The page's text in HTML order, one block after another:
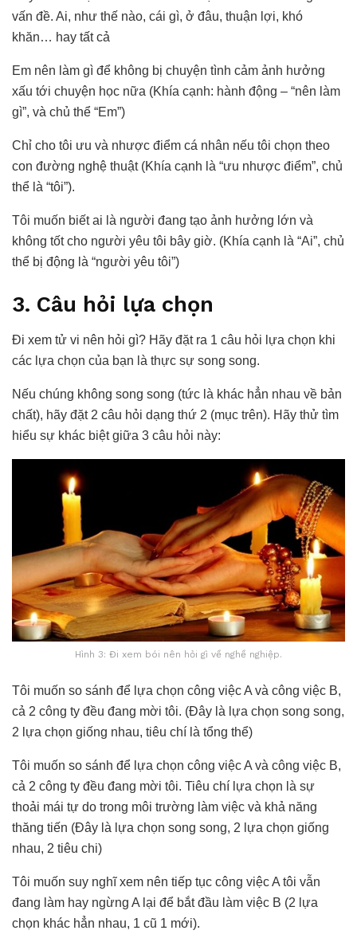
vấn đề. Ai, như thế nào, cái gì, ở đâu, thuận lợi, khó
khăn… hay tất cả
Em nên làm gì để không bị chuyện tình cảm ảnh hưởng
xấu tới chuyện học nữa (Khía cạnh: hành động – “nên làm
gì”, và chủ thể “Em”)
Chỉ cho tôi ưu và nhược điểm cá nhân nếu tôi chọn theo
con đường nghệ thuật (Khía cạnh là “ưu nhược điểm”, chủ
thể là “tôi”).
Tôi muốn biết ai là người đang tạo ảnh hưởng lớn và
không tốt cho người yêu tôi bây giờ. (Khía cạnh là “Ai”, chủ
thể bị động là “người yêu tôi”)
3. Câu hỏi lựa chọn
Đi xem tử vi nên hỏi gì? Hãy đặt ra 1 câu hỏi lựa chọn khi
các lựa chọn của bạn là thực sự song song.
Nếu chúng không song song (tức là khác hẳn nhau về bản
chất), hãy đặt 2 câu hỏi dạng thứ 2 (mục trên). Hãy thử tìm
hiểu sự khác biệt giữa 3 câu hỏi này:
Hình 3: Đi xem bói nên hỏi gì về nghề nghiệp.
Tôi muốn so sánh để lựa chọn công việc A và công việc B,
cả 2 công ty đều đang mời tôi. (Đây là lựa chọn song song,
2 lựa chọn giống nhau, tiêu chí là tổng thể)
Tôi muốn so sánh để lựa chọn công việc A và công việc B,
cả 2 công ty đều đang mời tôi. Tiêu chí lựa chọn là sự
thoải mái tự do trong môi trường làm việc và khả năng
thăng tiến (Đây là lựa chọn song song, 2 lựa chọn giống
nhau, 2 tiêu chi)
Tôi muốn suy nghĩ xem nên tiếp tục công việc A tôi vẫn
đang làm hay ngừng A lại để bắt đầu làm việc B (2 lựa
chọn khác hẳn nhau, 1 cũ 1 mới).